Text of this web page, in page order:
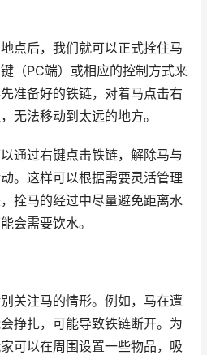
点后，我们就可以正式拴住马
（PC端）或相应的控制方式来
准备好的铁链，对着马点击右
无法移动到太远的地方。
通过右键点击铁链，解除马与
。这样可以根据需要灵活管理
拴马的经过中尽量避免距离水
会需要饮水。
关注马的情形。例如，马在遭
挣扎，可能导致铁链断开。为
可以在周围设置一些物品，吸